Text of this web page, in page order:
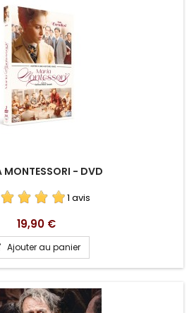
MONTESSORI - DVD
1 avis
Prix
19,90 €
Ajouter au panier